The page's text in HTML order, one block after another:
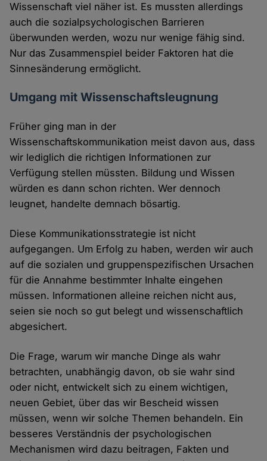
Wissenschaft viel näher ist. Es mussten allerdings
auch die sozialpsychologischen Barrieren
überwunden werden, wozu nur wenige fähig sind.
Nur das Zusammenspiel beider Faktoren hat die
Sinnesänderung ermöglicht.
Umgang mit Wissenschaftsleugnung
Früher ging man in der
Wissenschaftskommunikation meist davon aus, dass
wir lediglich die richtigen Informationen zur
Verfügung stellen müssten. Bildung und Wissen
würden es dann schon richten. Wer dennoch
leugnet, handelte demnach bösartig.
Diese Kommunikationsstrategie ist nicht
aufgegangen. Um Erfolg zu haben, werden wir auch
auf die sozialen und gruppenspezifischen Ursachen
für die Annahme bestimmter Inhalte eingehen
müssen. Informationen alleine reichen nicht aus,
seien sie noch so gut belegt und wissenschaftlich
abgesichert.
Die Frage, warum wir manche Dinge als wahr
betrachten, unabhängig davon, ob sie wahr sind
oder nicht, entwickelt sich zu einem wichtigen,
neuen Gebiet, über das wir Bescheid wissen
müssen, wenn wir solche Themen behandeln. Ein
besseres Verständnis der psychologischen
Mechanismen wird dazu beitragen, Fakten und